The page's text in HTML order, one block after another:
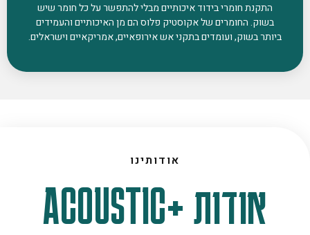
התקנת חומרי בידוד איכותיים מבלי להתפשר על כל חומר שיש
בשוק. החומרים של אקוסטיק פלוס הם מן האיכותיים והעמידים
ביותר בשוק, ועומדים בתקני אש אירופאיים, אמריקאיים וישראלים.
אודותינו
אודות +ACOUSTIC